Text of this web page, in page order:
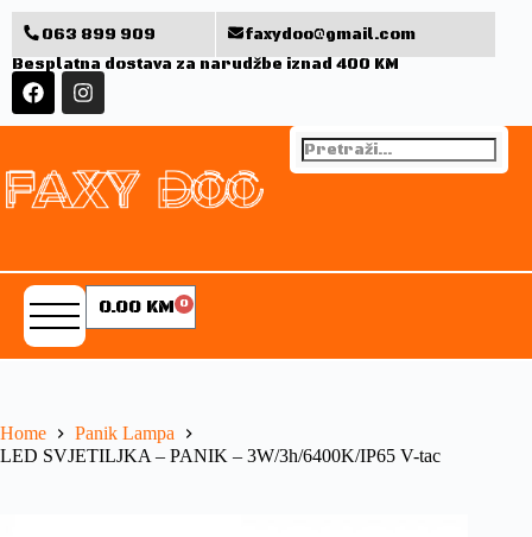
063 899 909
faxydoo@gmail.com
Besplatna dostava za narudžbe iznad 400 KM
0.00 KM 0
Home
Panik Lampa
LED SVJETILJKA – PANIK – 3W/3h/6400K/IP65 V-tac